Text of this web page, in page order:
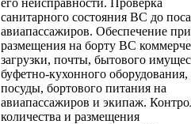
его неисправности. Проверка
санитарного состояния ВС до
авиапассажиров. Обеспечение
размещения на борту ВС
загрузки, почты, бытового
буфетно-кухонного оборудования,
посуды, бортового питания на
авиапассажиров и экипаж.
количества и размещения